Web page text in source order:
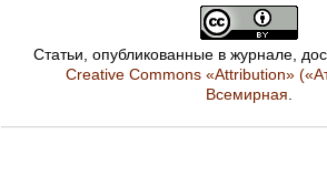
Статьи, опубликованные в журнале,
Creative Commons «Attribution»
Всемирная